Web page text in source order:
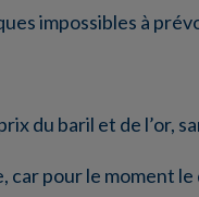
impossibles à
du baril et de l’or,
pour le moment